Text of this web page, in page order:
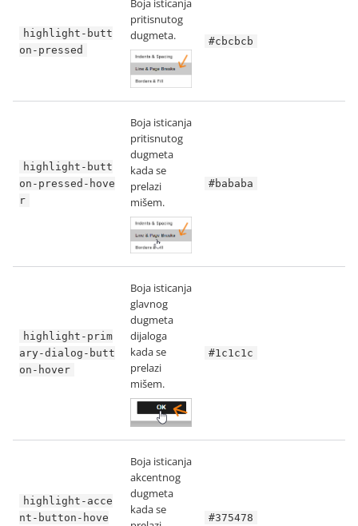
highlight-butt
on-pressed
Boja isticanja
pritisnutog
dugmeta.
#cbcbcb
highlight-butt
on-pressed-hove
r
Boja isticanja
pritisnutog
dugmeta
kada se
prelazi
mišem.
#bababa
highlight-prim
ary-dialog-butt
on-hover
Boja isticanja
glavnog
dugmeta
dijaloga
kada se
prelazi
mišem.
#1c1c1c
highlight-acce
nt-button-hove
Boja isticanja
akcentnog
dugmeta
kada se
#375478